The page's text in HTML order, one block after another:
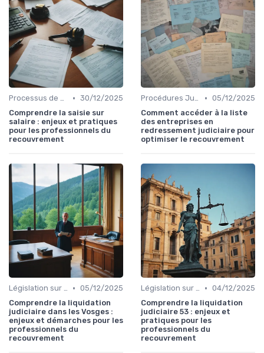
Processus de Recouvrement • 30/12/2025
Comprendre la saisie sur
salaire : enjeux et pratiques
pour les professionnels du
recouvrement
Procédures Judiciaires et Contentieuses • 05/12/2025
Comment accéder à la liste
des entreprises en
redressement judiciaire pour
optimiser le recouvrement
Législation sur le Recouvrement de Créances • 05/12/2025
Comprendre la liquidation
judiciaire dans les Vosges :
enjeux et démarches pour les
professionnels du
recouvrement
Législation sur le Recouvrement de Créances • 04/12/2025
Comprendre la liquidation
judiciaire 53 : enjeux et
pratiques pour les
professionnels du
recouvrement